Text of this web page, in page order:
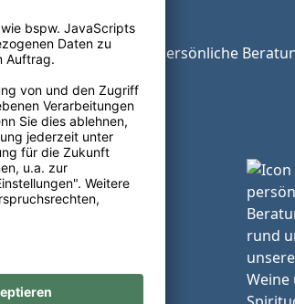
sowie unsere persönliche